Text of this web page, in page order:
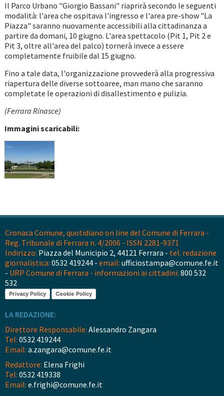
Il Parco Urbano "Giorgio Bassani" riaprirà secondo le seguenti
modalità: l'area che ospitava l'ingresso e l'area pre-show "La
Piazza" saranno nuovamente accessibili alla cittadinanza a
partire da domani, 10 giugno. L'area spettacolo (Pit 1, Pit 2 e
Pit 3, oltre all'area del palco) tornerà invece a essere
completamente fruibile dal 15 giugno.
Fino a tale data, l'organizzazione provvederà alla progressiva
riapertura delle diverse sottoaree, man mano che saranno
completate le operazioni di disallestimento e pulizia.
(Ferrara Rinasce)
Immagini scaricabili:
Cronaca Comune, quotidiano on line del Comune di Ferrara -
Reg. Tribunale di Ferrara n. 4/2006 - ISSN 2281-9371
Indirizzo: Piazza del Municipio 2, 44121 Ferrara - tel. redazione
giornalistica: 0532 419244 - email: ufficiostampa@comune.fe.it
- URP Comune di Ferrara - informazioni ai cittadini: 800 532
532
Privacy Policy Cookie Policy
LA REDAZIONE:
Direttore Responsabile: Alessandro Zangara
Tel: 0532 419244
Email: a.zangara@comune.fe.it
Redattore: Elena Frighi
Tel: 0532 419338
Email: e.frighi@comune.fe.it